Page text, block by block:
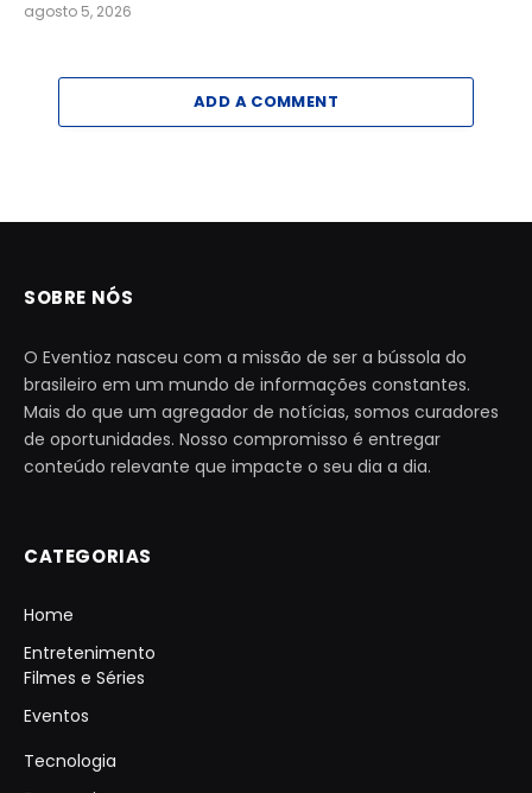
agosto 5, 2026
ADD A COMMENT
SOBRE NÓS
O Eventioz nasceu com a missão de ser a bússola do
brasileiro em um mundo de informações constantes.
Mais do que um agregador de notícias, somos curadores
de oportunidades. Nosso compromisso é entregar
conteúdo relevante que impacte o seu dia a dia.
CATEGORIAS
Home
Entretenimento
Filmes e Séries
Eventos
Tecnologia